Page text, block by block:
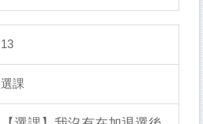
13
選課